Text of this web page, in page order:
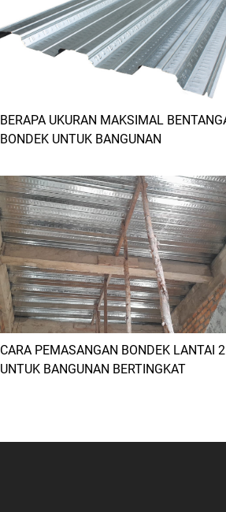
BERAPA UKURAN MAKSIMAL
BONDEK UNTUK BANGUNAN
CARA PEMASANGAN BONDEK LANTAI 2
UNTUK BANGUNAN BERTINGKAT